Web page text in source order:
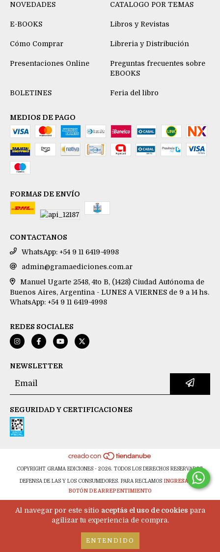
Al navegar por este sitio aceptás el uso de cookies para
agilizar tu experiencia de compra.
ENTENDIDO
NOVEDADES CATALOGO POR TEMAS
E-BOOKS Libros y Revistas
Cómo Comprar Libreria y Distribución
Presentaciones Online
Preguntas frecuentes sobre
EBOOKS
BOLETINES Feria del libro
MEDIOS DE PAGO
FORMAS DE ENVÍO
CONTACTANOS
WhatsApp: +54 9 11 6419-4998
admin@gramaediciones.com.ar
Manuel Ugarte 2548, 4to B, (1428) Ciudad Autónoma de
Buenos Aires, Argentina - LUNES A VIERNES de 9 a 14 hs.
WhatsApp: +54 9 11 6419-4998
REDES SOCIALES
NEWSLETTER
SEGURIDAD Y CERTIFICACIONES
COPYRIGHT GRAMA EDICIONES - 2026. TODOS LOS DERECHOS RESERVADOS.
DEFENSA DE LAS Y LOS CONSUMIDORES. PARA RECLAMOS INGRESÁ ACÁ.
BOTÓN DE ARREPENTIMIENTO